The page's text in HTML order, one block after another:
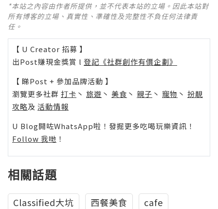
*本站之內容由作者所提供，並不代表本站的立場。因此本站對
所有博客的立場、真實性、準確性及完整性不負任何法律責
任。
【 U Creator 招募 】
出Post賺現金獎賞 l 登記《社群創作有價企劃》
【 睇Post + 參加品牌活動 】
瀏覽更多社群 打卡 丶 旅遊 丶 美食 丶 親子 丶 寵物 丶 扮靚
攻略及 活動情報
U Blog開咗WhatsApp啦！發掘更多吃喝玩樂資訊！
Follow 我哋 ！
相關話題
Classified大坑 西餐美食
cafe